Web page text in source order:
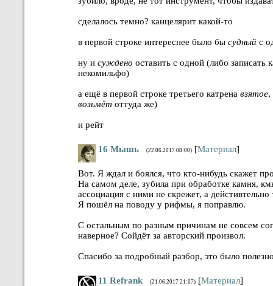
сделалось темно? канцелярит какой-то
в первой строке интереснее было бы судный с
ну и суждено оставить с одной (либо записать
некомильфо)
а ещё в первой строке третьего катрена взятое,
возьмёт оттуда же)
и рейт
16 Мышь (22.06.2017 08:00) [Материал]
Вот. Я ждал и боялся, что кто-нибудь скажет
На самом деле, зубила при обработке камня,
ассоциация с ними не скрежет, а
Я пошёл на поводу у рифмы, я поправлю.
С остальным по разным причинам не совсем
наверное? Сойдёт за авторский произвол.
Спасибо за подробный разбор, это было
11 Refrank (21.06.2017 21:07) [Материал]